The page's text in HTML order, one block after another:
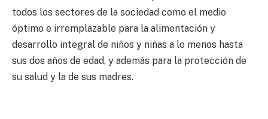
todos los sectores de la sociedad como el medio
óptimo e irremplazable para la alimentación y
desarrollo integral de niños y niñas a lo menos hasta
sus dos años de edad, y además para la protección de
su salud y la de sus madres.